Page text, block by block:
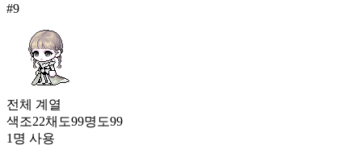
#9
전체 계열
색조22채도99명도99
1 명 사용